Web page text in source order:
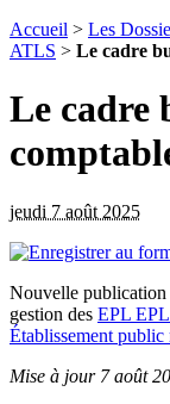
Accueil > Les
ATLS > Le cadre
Le cadre
jeudi 7 août 2025
Nouvelle publication
gestion des EPL EPL
Établissement public
Mise à jour 7 août